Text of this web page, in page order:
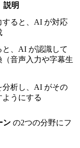
説明
すると、AI が対応
、AI が認識して
音声入力や字幕生
分析し、AI がその
うにする
ン の2つの分野にフ